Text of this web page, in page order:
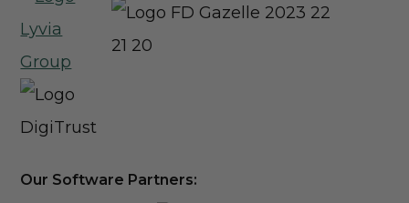
Our Software Partners: